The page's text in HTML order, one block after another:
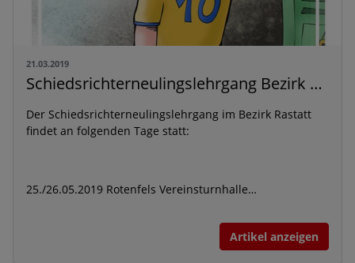
21.03.2019
Schiedsrichterneulingslehrgang Bezirk Rastatt
Der Schiedsrichterneulingslehrgang im Bezirk Rastatt
findet an folgenden Tage statt:
25./26.05.2019 Rotenfels Vereinsturnhalle…
Artikel anzeigen